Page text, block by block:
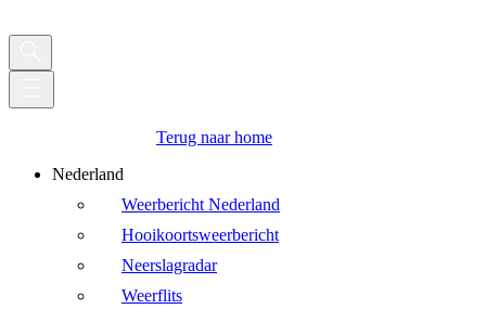
Terug naar home
Nederland
Weerbericht Nederland
Hooikoortsweerbericht
Neerslagradar
Weerflits